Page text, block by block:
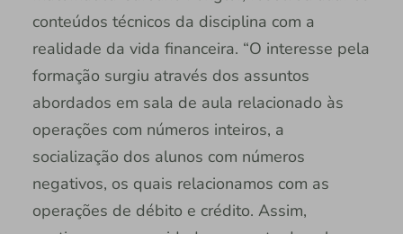
conteúdos técnicos da disciplina com a
realidade da vida financeira. “O interesse pela
formação surgiu através dos assuntos
abordados em sala de aula relacionado às
operações com números inteiros, a
socialização dos alunos com números
negativos, os quais relacionamos com as
operações de débito e crédito. Assim,